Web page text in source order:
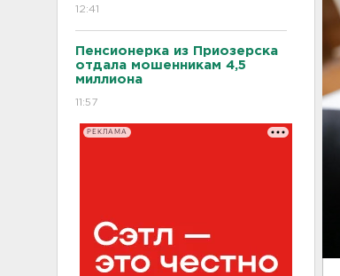
12:41
Пенсионерка из Приозерска
отдала мошенникам 4,5
миллиона
11:57
РЕКЛАМА